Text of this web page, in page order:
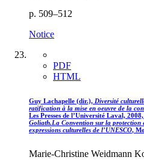
p. 509–512
Notice
PDF
HTML
Guy Lachapelle (dir.), Diversité
ratification à la mise en oeuvre de la
Les Presses de l’Université Laval,
Goliath.La Convention sur la protection
expressions culturelles de l’UNESCO,
Marie-Christine Weidmann